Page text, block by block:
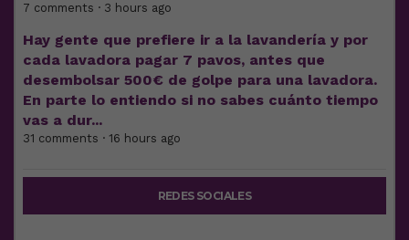
7 comments · 3 hours ago
Hay gente que prefiere ir a la lavandería y por
cada lavadora pagar 7 pavos, antes que
desembolsar 500€ de golpe para una lavadora.
En parte lo entiendo si no sabes cuánto tiempo
vas a dur...
31 comments · 16 hours ago
REDES SOCIALES